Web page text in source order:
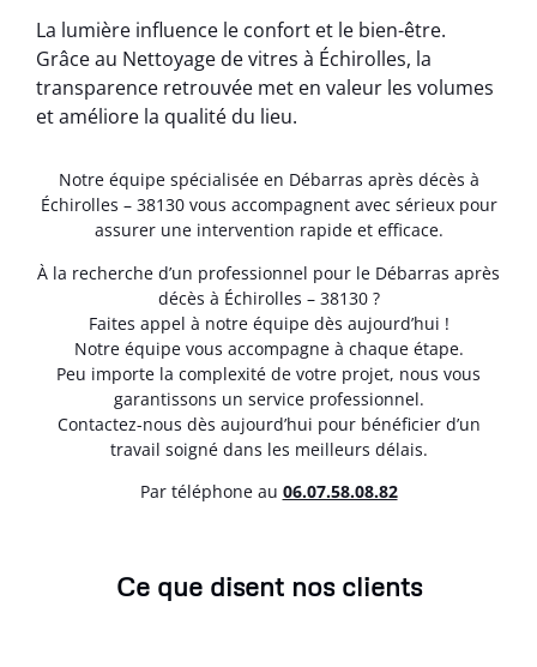
La lumière influence le confort et le bien-être.
Grâce au Nettoyage de vitres à Échirolles, la
transparence retrouvée met en valeur les volumes
et améliore la qualité du lieu.
Notre équipe spécialisée en Débarras après décès à
Échirolles – 38130 vous accompagnent avec sérieux pour
assurer une intervention rapide et efficace.
À la recherche d’un professionnel pour le Débarras après
décès à Échirolles – 38130 ?
Faites appel à notre équipe dès aujourd’hui !
Notre équipe vous accompagne à chaque étape.
Peu importe la complexité de votre projet, nous vous
garantissons un service professionnel.
Contactez-nous dès aujourd’hui pour bénéficier d’un
travail soigné dans les meilleurs délais.
Par téléphone au 06.07.58.08.82
Ce que disent nos clients